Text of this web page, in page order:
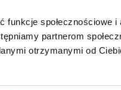
społecznościowe i
partnerom
otrzymanymi od